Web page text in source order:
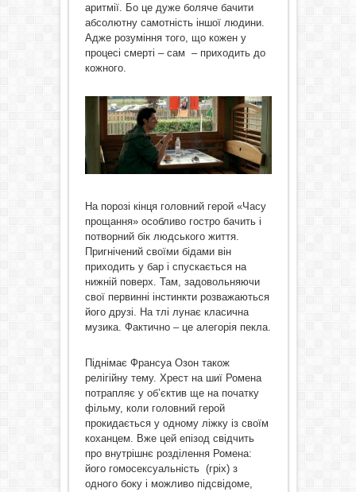
аритмії. Бо це дуже боляче бачити
абсолютну самотність іншої людини.
Адже розуміння того, що кожен у
процесі смерті – сам – приходить до
кожного.
На порозі кінця головний герой «Часу
прощання» особливо гостро бачить і
потворний бік людського життя.
Пригнічений своїми бідами він
приходить у бар і спускається на
нижній поверх. Там, задовольняючи
свої первинні інстинкти розважаються
його друзі. На тлі лунає класична
музика. Фактично – це алегорія пекла.
Піднімає Франсуа Озон також
релігійну тему. Хрест на шиї Ромена
потрапляє у об’єктив ще на початку
фільму, коли головний герой
прокидається у одному ліжку із своїм
коханцем. Вже цей епізод свідчить
про внутрішнє розділення Ромена:
його гомосексуальність (гріх) з
одного боку і можливо підсвідоме,